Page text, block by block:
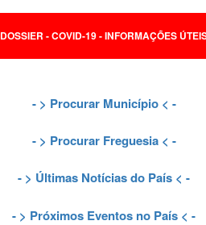
DOSSIER - COVID-19 - INFORMAÇÕES
- > Procurar Município< -
- > Procurar Freguesia< -
- > Últimas Notícias do País < -
- > Próximos Eventos no País < -